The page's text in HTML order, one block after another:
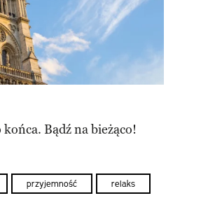
Bądź na bieżąco!
przyjemność relaks